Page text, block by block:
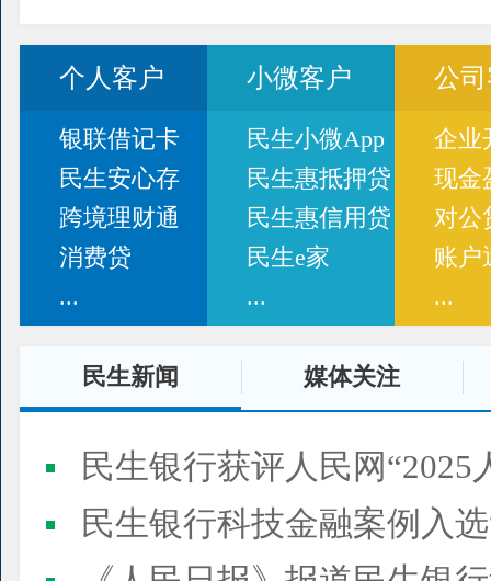
个人客户
银联借记卡
民生安心存
跨境理财通
消费贷
...
小微客户
民生小微App
民生惠抵押贷
民生惠信用贷
民生e家
...
公
企业
现金
对公
账户
...
民生新闻 媒体关注
民生银行获评人民网“2025
民生银行科技金融案例入选“2025人民